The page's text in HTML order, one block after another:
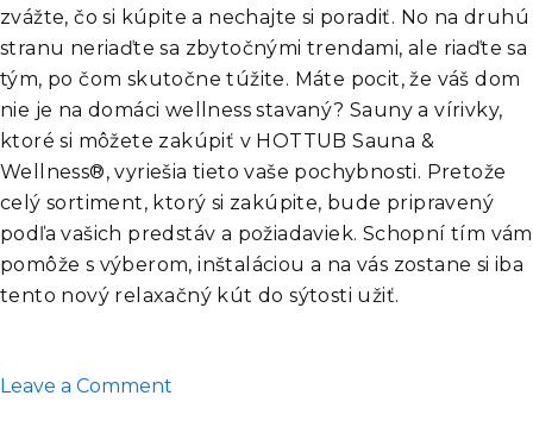
zvážte, čo si kúpite a nechajte si poradiť. No na druhú
stranu neriaďte sa zbytočnými trendami, ale riaďte sa
tým, po čom skutočne túžite. Máte pocit, že váš dom
nie je na domáci wellness stavaný? Sauny a vírivky,
ktoré si môžete zakúpiť v HOTTUB Sauna &
Wellness®, vyriešia tieto vaše pochybnosti. Pretože
celý sortiment, ktorý si zakúpite, bude pripravený
podľa vašich predstáv a požiadaviek. Schopní tím vám
pomôže s výberom, inštaláciou a na vás zostane si iba
tento nový relaxačný kút do sýtosti užiť.
Leave a Comment